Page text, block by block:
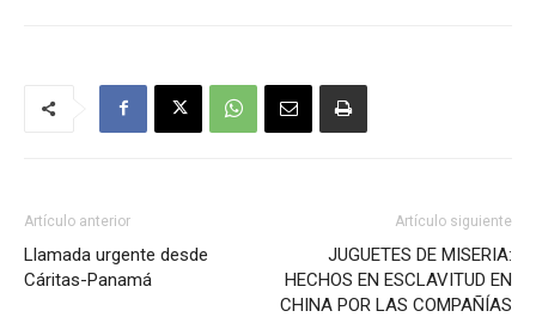
Artículo anterior
Llamada urgente desde
Cáritas-Panamá
Artículo siguiente
JUGUETES DE MISERIA:
HECHOS EN ESCLAVITUD EN
CHINA POR LAS COMPAÑÍAS